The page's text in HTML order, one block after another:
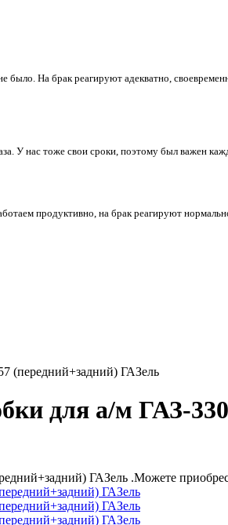
было. На брак реагируют адекватно,
У нас тоже свои сроки, поэтому был важен
продуктивно, на брак реагируют
(передний+задний) ГАЗель
для а/м ГАЗ-
ГАЗель .Можете